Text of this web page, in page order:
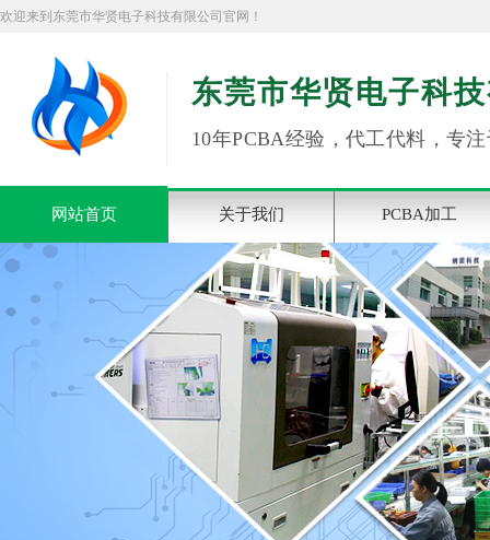
欢迎来到东莞市华贤电子科技有限公司官网！
东莞市华贤电子科
10年PCBA经验，代工代料，专
网站首页 关于我们 PCBA加工